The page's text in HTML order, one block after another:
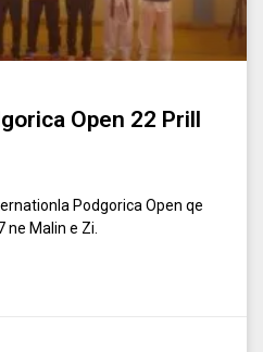
Open 22 Prill
Podgorica Open qe
ne Malin e Zi.